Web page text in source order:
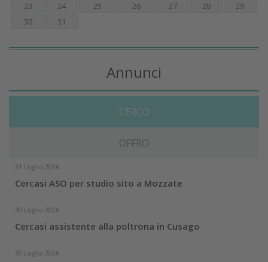
23 24 25 26 27 28
29
30
31
Annunci
CERCO
OFFRO
31 Luglio 2026
Cercasi ASO per studio sito a Mozzate
30 Luglio 2026
Cercasi assistente alla poltrona in Cusago
30 Luglio 2026